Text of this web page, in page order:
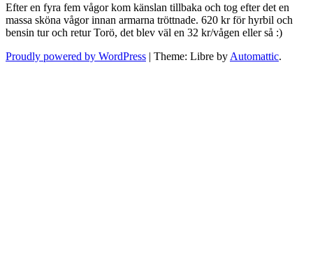
Efter en fyra fem vågor kom känslan tillbaka och tog efter det en
massa sköna vågor innan armarna tröttnade. 620 kr för hyrbil och
bensin tur och retur Torö, det blev väl en 32 kr/vågen eller så :)
Proudly powered by WordPress | Theme: Libre by Automattic.